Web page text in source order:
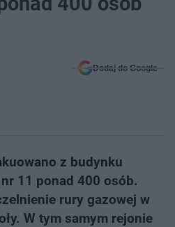
Dodaj do Google
z budynku
11 ponad 400 osób.
rury gazowej w
W tym samym rejonie